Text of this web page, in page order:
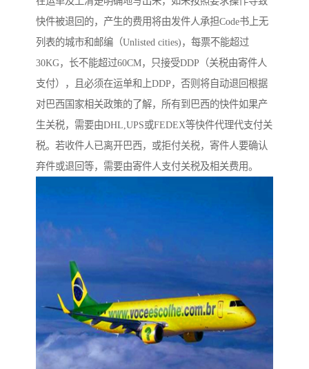
快件被退回的，产生的费用将由发件人承担Code书上无
列表的城市和邮编（Unlisted cities)，每票不能超过
30KG，长不能超过60CM，只接受DDP（关税由寄件人
支付），且必须在运单和上DDP，否则将自动退回根据
对巴西国家相关政策的了解，所有到巴西的快件如果产
生关税，需要由DHL,UPS或FEDEX等快件代理代支付关
税。若收件人已离开巴西，或拒付关税，寄件人要确认
弃件或退回等，需要由寄件人支付关税及相关费用。